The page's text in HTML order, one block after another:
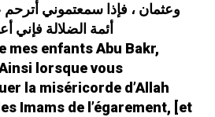
وعثمان ، فإذا سمعتموني
أئمة الضلالة فإني
mes enfants Abu Bakr,
lorsque vous
la miséricorde d’Allah
Imams de l’égarement, [et